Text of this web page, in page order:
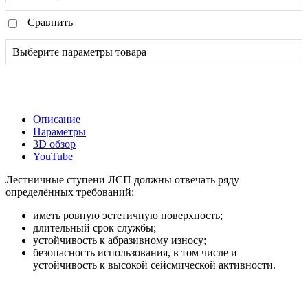
Сравнить
Выберите параметры товара
Описание
Параметры
3D обзор
YouTube
Лестничные ступени ЛСП должны отвечать ряду
определённых требований:
иметь ровную эстетичную поверхность;
длительный срок службы;
устойчивость к абразивному износу;
безопасность использования, в том числе и
устойчивость к высокой сейсмической активности.